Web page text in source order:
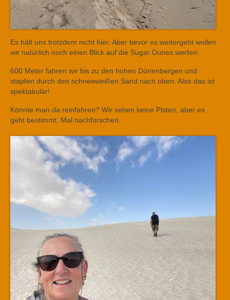
Es hält uns trotzdem nicht hier. Aber bevor es weitergeht wollen
wir natürlich noch einen Blick auf die Sugar Dunes werfen.
600 Meter fahren wir bis zu den hohen Dünenbergen und
stapfen durch den schneeweißen Sand nach oben. Also das ist
spektakulär!
Könnte man da reinfahren? Wir sehen keine Pisten, aber es
geht bestimmt. Mal nachforschen.